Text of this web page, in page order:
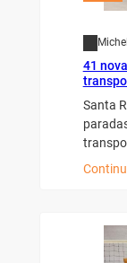
41
Santa